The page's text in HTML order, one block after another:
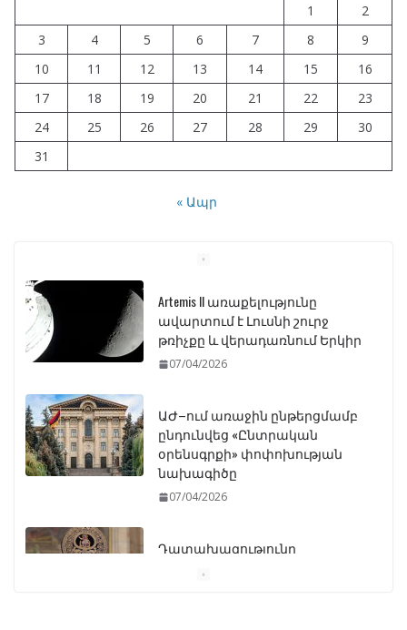
1
2
3
4 5 6 7 8
9
10
11 12 13 14 15
16
17
18 19 20 21 22
23
24
25 26 27 28 29
30
31
« Ապր
Artemis II առաքելությունը
ավարտում է Լուսնի շուրջ
թռիչքը և վերադառնում Երկիր
07/04/2026
ԱԺ–ում առաջին ընթերցմամբ
ընդունվեց «Ընտրական
օրենսգրքի» փոփոխության
նախագիծը
07/04/2026
Դատախազությունը